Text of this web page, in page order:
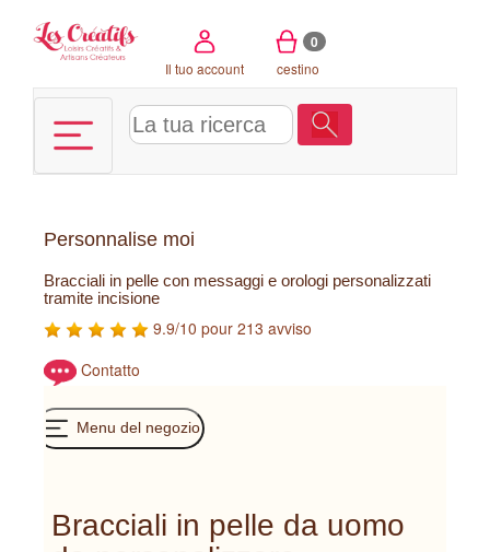
Il tuo account
0
cestino
Personnalise moi
Bracciali in pelle con messaggi e orologi personalizzati
tramite incisione
9.9/10 pour 213 avviso
Contatto
Menu del negozio
Bracciali in pelle da uomo